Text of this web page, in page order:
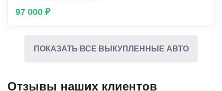
97 000 ₽
ПОКАЗАТЬ ВСЕ ВЫКУПЛЕННЫЕ АВТО
Отзывы наших клиентов